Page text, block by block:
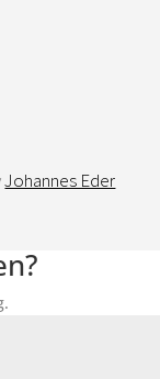
Johannes Eder